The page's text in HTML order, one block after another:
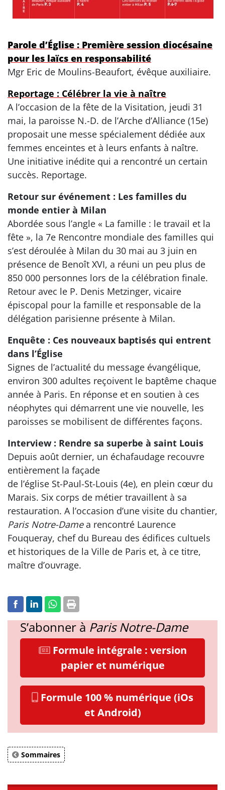
Parole d’Église : Première session diocésaine
pour les laïcs en responsabilité
Mgr Eric de Moulins-Beaufort, évêque auxiliaire.
Reportage : Célébrer la vie à naître
A l’occasion de la fête de la Visitation, jeudi 31
mai, la paroisse N.-D. de l’Arche d’Alliance (15e)
proposait une messe spécialement dédiée aux
femmes enceintes et à leurs enfants à naître.
Une initiative inédite qui a rencontré un certain
succès. Reportage.
Retour sur événement : Les familles du
monde entier à Milan
Abordée sous l’angle « La famille : le travail et la
fête », la 7e Rencontre mondiale des familles qui
s’est déroulée à Milan du 30 mai au 3 juin en
présence de Benoît XVI, a réuni un peu plus de
850 000 personnes lors de la célébration finale.
Retour avec le P. Denis Metzinger, vicaire
épiscopal pour la famille et responsable de la
délégation parisienne présente à Milan.
Enquête : Ces nouveaux baptisés qui entrent
dans l’Église
Signes de l’actualité du message évangélique,
environ 300 adultes reçoivent le baptême chaque
année à Paris. En réponse et en soutien à ces
néophytes qui démarrent une vie nouvelle, les
paroisses se mobilisent de différentes façons.
Interview : Rendre sa superbe à saint Louis
Depuis août dernier, un échafaudage recouvre
entièrement la façade
de l’église St-Paul-St-Louis (4e), en plein cœur du
Marais. Six corps de métier travaillent à sa
restauration. A l’occasion d’une visite du chantier,
Paris Notre-Damea rencontré Laurence
Fouqueray, chef du Bureau des édifices cultuels
et historiques de la Ville de Paris et, à ce titre,
maître d’ouvrage.
S’abonner à Paris Notre-Dame
Formule intégrale : version
papier et numérique
Formule 100 % numérique (iOs
et Android)
Sommaires